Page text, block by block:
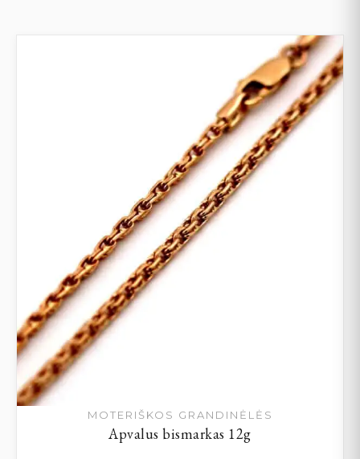
MOTERIŠKOS GRANDINĖLĖS
Apvalus bismarkas 12g